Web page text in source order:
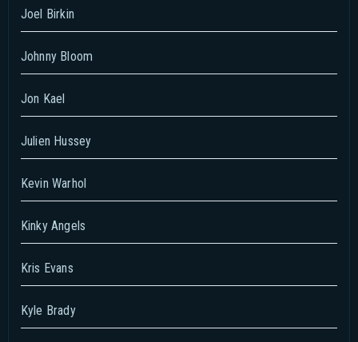
Joel Birkin
Johnny Bloom
Jon Kael
Julien Hussey
Kevin Warhol
Kinky Angels
Kris Evans
Kyle Brady